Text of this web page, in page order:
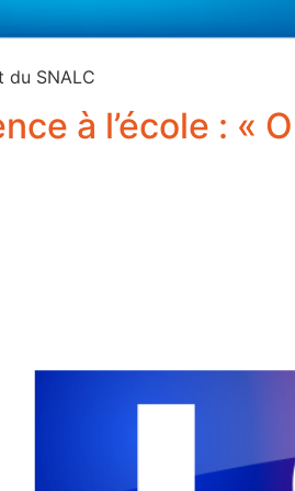
du SNALC
à l’école : «